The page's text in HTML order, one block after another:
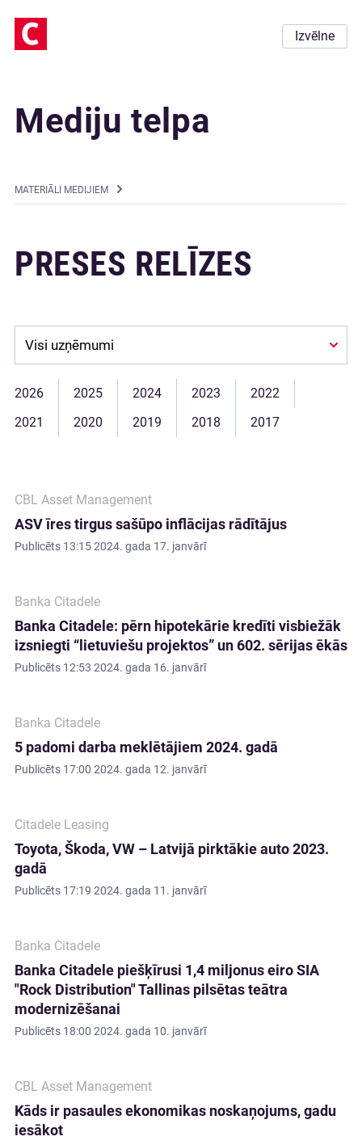
Izvēlne
Mediju telpa
MATERIĀLI MEDIJIEM
PRESES RELĪZES
Company:
2026 2025 2024 2023
2022
2021
2020 2019 2018 2017
CBL Asset Management
ASV īres tirgus sašūpo inflācijas rādītājus
Publicēts 13:15 2024. gada 17. janvārī
Banka Citadele
Banka Citadele: pērn hipotekārie kredīti visbiežāk
izsniegti “lietuviešu projektos” un 602. sērijas ēkās
Publicēts 12:53 2024. gada 16. janvārī
Banka Citadele
5 padomi darba meklētājiem 2024. gadā
Publicēts 17:00 2024. gada 12. janvārī
Citadele Leasing
Toyota, Škoda, VW – Latvijā pirktākie auto 2023.
gadā
Publicēts 17:19 2024. gada 11. janvārī
Banka Citadele
Banka Citadele piešķīrusi 1,4 miljonus eiro SIA
"Rock Distribution" Tallinas pilsētas teātra
modernizēšanai
Publicēts 18:00 2024. gada 10. janvārī
CBL Asset Management
Kāds ir pasaules ekonomikas noskaņojums, gadu
iesākot